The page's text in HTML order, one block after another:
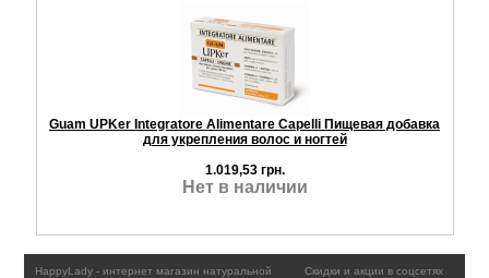
Guam UPKer Integratore Alimentare Capelli Пищевая добавка
для укрепления волос и ногтей
1.019,53 грн.
Нет в наличии
Скидки и акции в соцсетях
HappyLady - интернет магазин натуральной